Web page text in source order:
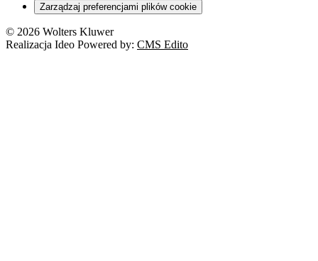
Zarządzaj preferencjami plików cookie
© 2026 Wolters Kluwer
Realizacja Ideo Powered by: CMS Edito